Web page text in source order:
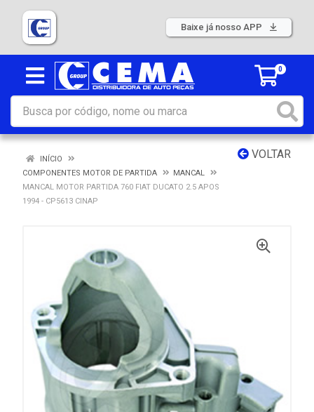
Baixe já nosso APP
0
VOLTAR
INÍCIO
COMPONENTES MOTOR DE PARTIDA
MANCAL
MANCAL MOTOR PARTIDA 760 FIAT DUCATO 2.5 APOS
1994 - CP5613 CINAP